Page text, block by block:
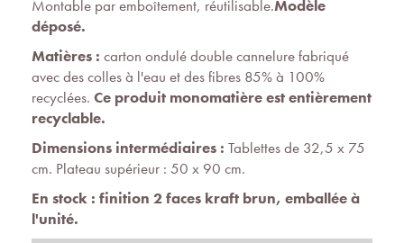
Montable par emboîtement, réutilisable.Modèle
déposé.
Matières : carton ondulé double cannelure fabriqué
avec des colles à l'eau et des fibres 85% à 100%
recyclées. Ce produit monomatière est entièrement
recyclable.
Dimensions intermédiaires : Tablettes de 32,5 x 75
cm. Plateau supérieur : 50 x 90 cm.
En stock : finition 2 faces kraft brun, emballée à
l'unité.